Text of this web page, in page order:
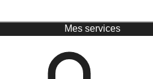
Mes services